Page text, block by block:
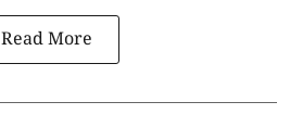
Read More